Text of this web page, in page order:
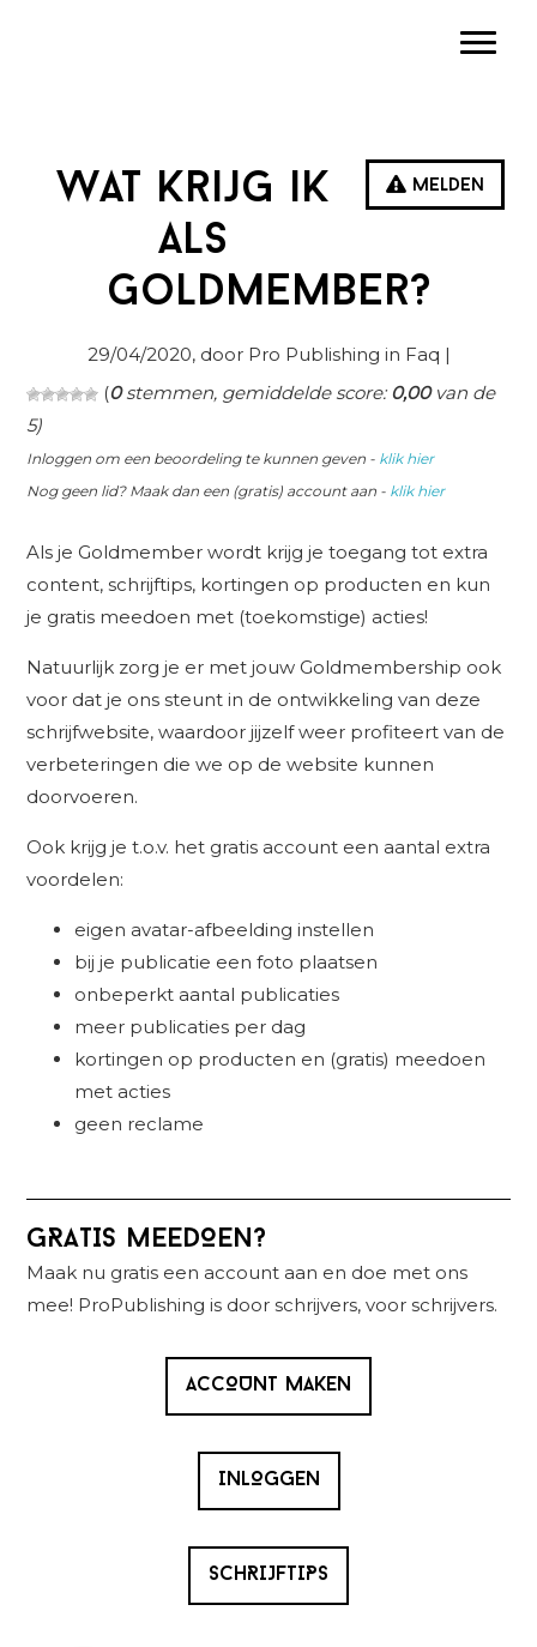
Melden
Wat krijg ik
als
Goldmember?
29/04/2020, door Pro Publishing in Faq |
(0stemmen, gemiddelde score:0,00van de
5)
Inloggen om een beoordeling te kunnen geven - klik hier
Nog geen lid? Maak dan een (gratis) account aan - klik hier
Als je Goldmember wordt krijg je toegang tot extra
content, schrijftips, kortingen op producten en kun
je gratis meedoen met (toekomstige) acties!
Natuurlijk zorg je er met jouw Goldmembership ook
voor dat je ons steunt in de ontwikkeling van deze
schrijfwebsite, waardoor jijzelf weer profiteert van de
verbeteringen die we op de website kunnen
doorvoeren.
Ook krijg je t.o.v. het gratis account een aantal extra
voordelen:
eigen avatar-afbeelding instellen
bij je publicatie een foto plaatsen
onbeperkt aantal publicaties
meer publicaties per dag
kortingen op producten en (gratis) meedoen
met acties
geen reclame
Primaire
Sidebar
GRATIS MEEDOEN?
Maak nu gratis een account aan en doe met ons
mee! ProPublishing is door schrijvers, voor schrijvers.
ACCOUNT MAKEN
INLOGGEN
SCHRIJFTIPS